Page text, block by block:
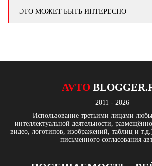
ЭТО МОЖЕТ БЫТЬ ИНТЕРЕСНО
AVTO
2011 - 2026
Использование третьими лицами
интеллектуальной деятельности,
видео, логотипов, изображений, таблиц и
письменного согласования